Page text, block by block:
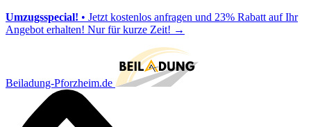
Umzugsspecial! • Jetzt kostenlos anfragen und 23% Rabatt auf Ihr
Angebot erhalten! Nur für kurze Zeit! →
Beiladung-Pforzheim.de